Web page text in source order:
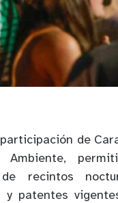
de
recintos
y patentes